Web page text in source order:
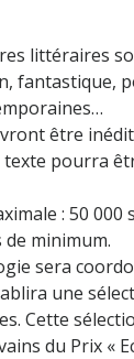
littéraires
fantastique,
être
texte pourra
: 50 000
minimum.
sera
une
Cette
du Prix «